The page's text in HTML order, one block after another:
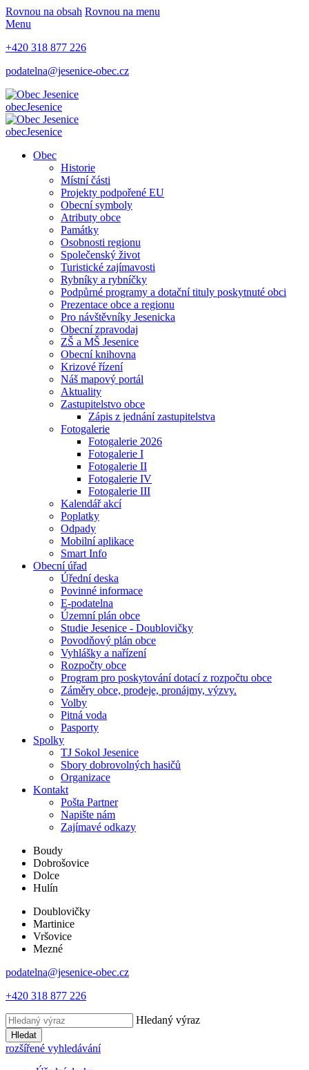
Rovnou na obsah Rovnou na menu
Menu
+420 318 877 226
podatelna@jesenice-obec.cz
obecJesenice
obecJesenice
Obec
Historie
Místní části
Projekty podpořené EU
Obecní symboly
Atributy obce
Památky
Osobnosti regionu
Společenský život
Turistické zajímavosti
Rybníky a rybníčky
Podpůrné programy a dotační tituly poskytnuté obci
Prezentace obce a regionu
Pro návštěvníky Jesenicka
Obecní zpravodaj
ZŠ a MŠ Jesenice
Obecní knihovna
Krizové řízení
Náš mapový portál
Aktuality
Zastupitelstvo obce
Zápis z jednání zastupitelstva
Fotogalerie
Fotogalerie 2026
Fotogalerie I
Fotogalerie II
Fotogalerie IV
Fotogalerie III
Kalendář akcí
Poplatky
Odpady
Mobilní aplikace
Smart Info
Obecní úřad
Úřední deska
Povinné informace
E-podatelna
Územní plán obce
Studie Jesenice - Doublovičky
Povodňový plán obce
Vyhlášky a nařízení
Rozpočty obce
Program pro poskytování dotací z rozpočtu obce
Záměry obce, prodeje, pronájmy, výzvy.
Volby
Pitná voda
Pasporty
Spolky
TJ Sokol Jesenice
Sbory dobrovolných hasičů
Organizace
Kontakt
Pošta Partner
Napište nám
Zajímavé odkazy
Boudy
Dobrošovice
Dolce
Hulín
Doublovičky
Martinice
Vršovice
Mezné
podatelna@jesenice-obec.cz
+420 318 877 226
Hledaný výraz
Hledat
rozšířené vyhledávání